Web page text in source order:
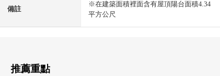
備註
※在建築面積裡面含有屋頂陽台面積4.34
平方公尺
推薦重點